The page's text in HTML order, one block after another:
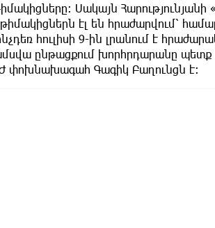
Սակայն
էլ են հրաժարվում՝
հուլիսի 9-ին լրանում է
ընթացքում խորհրդարանը
փոխնախագահ Գագիկ Բաղունցն է։